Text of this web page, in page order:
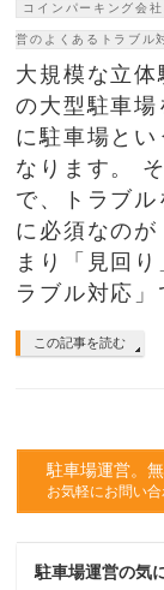
コインパーキング会
営のよくあるトラブル
大規模な立体
の大型駐車場
に駐車場とい
なります。
で、トラブル
に必須なのが
まり「見回り
ラブル対応
この記事を読む
駐車場運営。
お気軽にお問い合
駐車場運営の気